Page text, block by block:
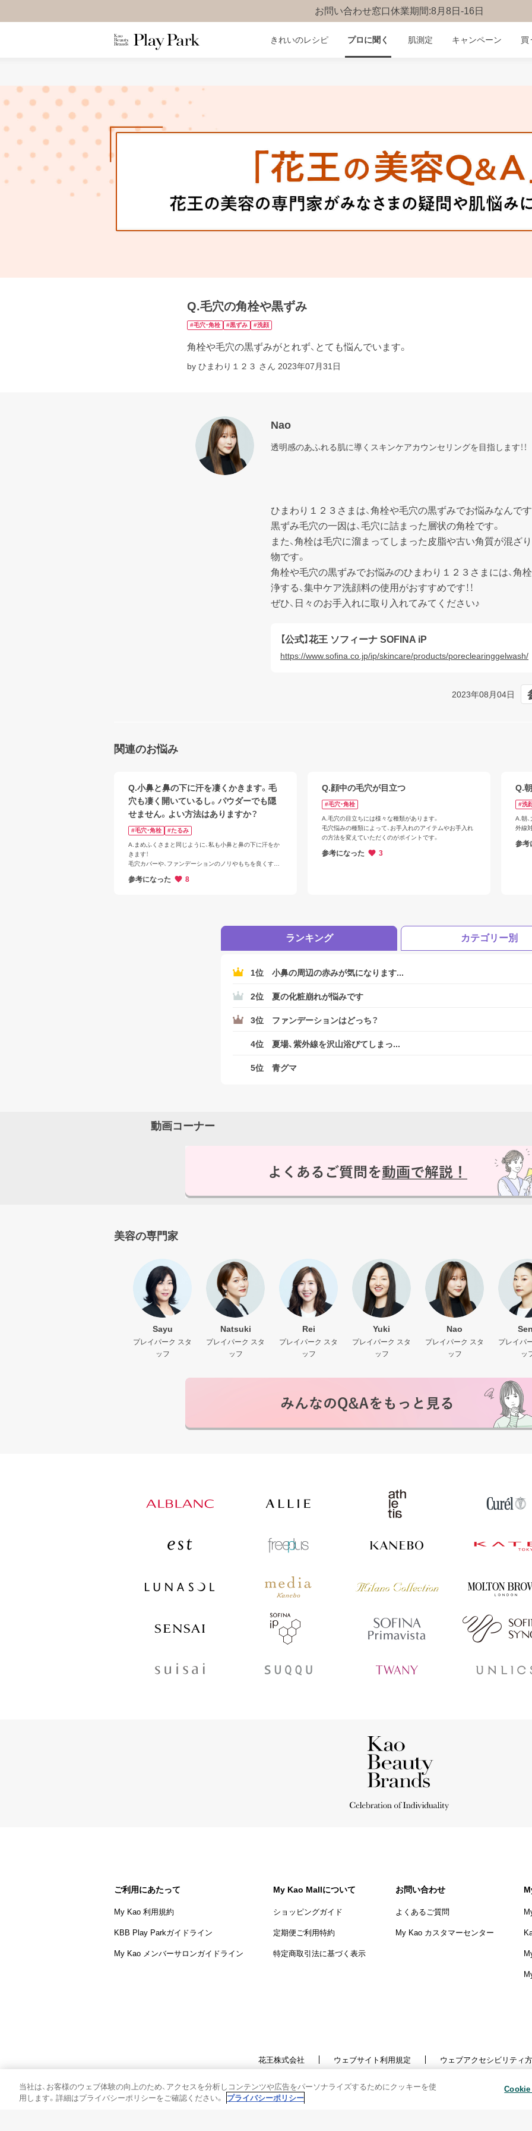
お問い合わせ窓口休業期間:8月8日-16日
きれいのレシピ プロに聞く 肌測定 キャンペーン 買
ログアウトしますか？
Q.毛穴の角栓や黒ずみ
#毛穴・角栓 #黒ずみ #洗顔
角栓や毛穴の黒ずみがとれず、とても悩んでいます。
by ひまわり１２３ さん 2023年07月31日
Nao
透明感のあふれる肌に導くスキンケアカウンセリングを目指します！！
ひまわり１２３さまは、角栓や毛穴の黒ずみでお悩みなんで
黒ずみ毛穴の一因は、毛穴に詰まった層状の角栓です。
また、角栓は毛穴に溜まってしまった皮脂や古い角質が混ざ
物です。
角栓や毛穴の黒ずみでお悩みのひまわり１２３さまには、角
浄する、集中ケア洗顔料の使用がおすすめです！！
ぜひ、日々のお手入れに取り入れてみてください♪
【公式】花王 ソフィーナ SOFINA iP
https://www.sofina.co.jp/ip/skincare/products/poreclearinggelwash/
2023年08月04日
関連のお悩み
Q.小鼻と鼻の下に汗を凄くかきます。毛
穴も凄く開いているし。パウダーでも隠
せません。よい方法はありますか？
#毛穴・角栓 #たるみ
A.まめふくさまと同じように、私も小鼻と鼻の下に汗をか
きます！
毛穴カバーや、ファンデーションのノリやもちを良くする
毛穴カバーや崩れにくい下地をご紹介させていただきま
スパウダーを付けてしまうと溝に入りやすく目立ってしま
参考になった 8
Q.顔中の毛穴が目立つ
#毛穴・角栓
A.毛穴の目立ちには様々な種類があります。
毛穴悩みの種類によって、お手入れのアイテムやお手入れ
の方法を変えていただくのがポイントです。
参考になった 3
Q.
#洗
A.朝
外線
参考
ランキング カテゴリー別
1位 小鼻の周辺の赤みが気になります...
2位 夏の化粧崩れが悩みです
3位 ファンデーションはどっち？
4位 夏場、紫外線を沢山浴びてしまっ...
5位 青グマ
動画コーナー
美容の専門家
Sayu
プレイパーク スタ
ッフ
Natsuki
プレイパーク スタ
ッフ
Rei
プレイパーク スタ
ッフ
Yuki
プレイパーク スタ
ッフ
Nao
プレイパーク スタ
ッフ
プレイパ
ッ
悩みを投稿
ご利用にあたって
My Kao 利用規約
KBB Play Parkガイドライン
My Kao メンバーサロンガイドライン
My Kao Mallについて
ショッピングガイド
定期便ご利用特約
特定商取引法に基づく表示
お問い合わせ
よくあるご質問
My Kao カスタマーセンター
花王株式会社 ウェブサイト利用規定
ウェブアクセシビリティ
Copyright © Kao Corporation. All rights reserved.
当社は、お客様のウェブ体験の向上のため、アクセスを分析しコンテンツや広告をパーソナライズするためにクッキーを使
用します。詳細はプライバシーポリシーをご確認ください。
プライバシーポリシー
Cookie